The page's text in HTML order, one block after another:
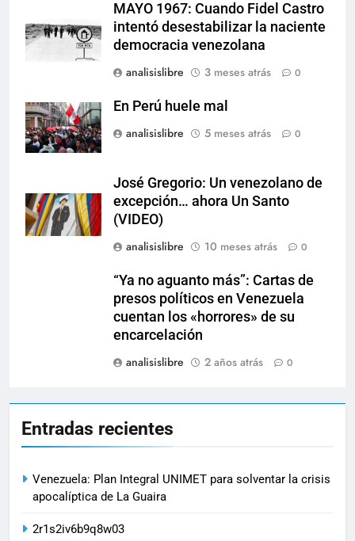
MAYO 1967: Cuando Fidel Castro
intentó desestabilizar la naciente
democracia venezolana
analisislibre
3 meses atrás 0
En Perú huele mal
analisislibre
5 meses atrás 0
José Gregorio: Un venezolano de
excepción… ahora Un Santo
(VIDEO)
analisislibre
10 meses atrás 0
“Ya no aguanto más”: Cartas de
presos políticos en Venezuela
cuentan los «horrores» de su
encarcelación
analisislibre
2 años atrás 0
Entradas recientes
Venezuela: Plan Integral UNIMET para solventar la crisis
apocalíptica de La Guaira
2r1s2iv6b9q8w03